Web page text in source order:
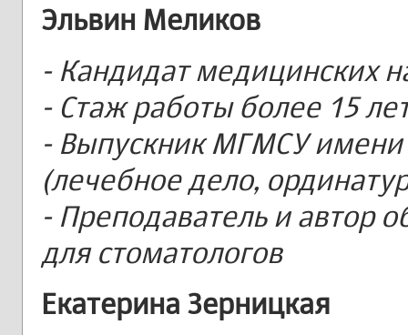
Эльвин Меликов
- Кандидат медицинских
- Стаж работы более 15
- Выпускник МГМСУ имени
(лечебное дело,
- Преподаватель и автор
для стоматологов
Екатерина Зерницкая